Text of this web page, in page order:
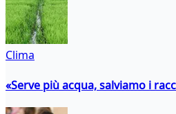
Clima
«Serve più acqua, salviamo i